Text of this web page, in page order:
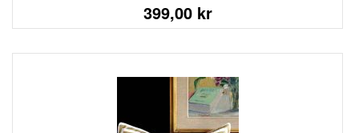
399,00 kr